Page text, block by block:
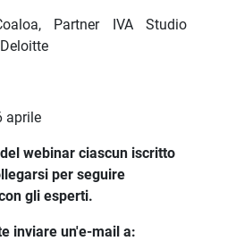
Partner IVA Studio
aprile
webinar ciascun iscritto
per seguire
gli esperti.
inviare un'e-mail a: